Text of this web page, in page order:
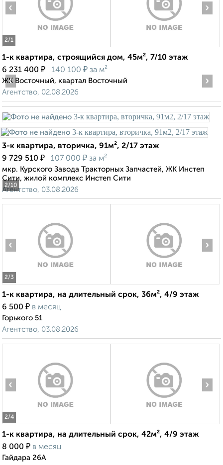
2/1
‹ ›
1-к квартира, строящийся дом, 45м², 7/10 этаж
6 231 400 ₽ 140 100 ₽ за м²
ЖК Восточный, квартал Восточный
Агентство, 02.08.2026
2/10
‹ ›
3-к квартира, вторичка, 91м², 2/17 этаж
9 729 510 ₽ 107 000 ₽ за м²
мкр. Курского Завода Тракторных Запчастей, ЖК Инстеп
Сити, жилой комплекс Инстеп Сити
Агентство, 03.08.2026
2/3
‹ ›
1-к квартира, на длительный срок, 36м², 4/9 этаж
6 500 ₽ в месяц
Горького 51
Агентство, 03.08.2026
2/4
‹ ›
1-к квартира, на длительный срок, 42м², 4/9 этаж
8 000 ₽ в месяц
Гайдара 26А